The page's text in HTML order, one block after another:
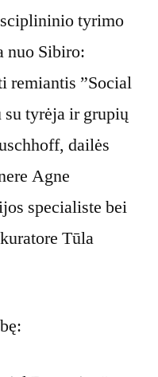
tyrimo
nuo Sibiro:
remiantis ”Social
su tyrėja ir grupių
dailės
Agne
specialiste bei
Tūla